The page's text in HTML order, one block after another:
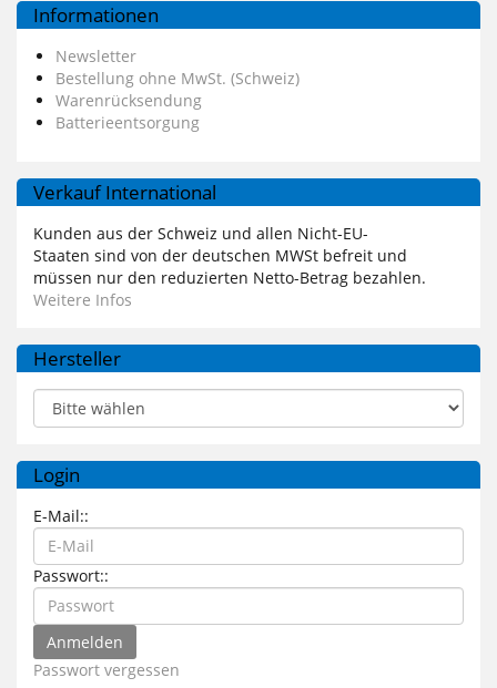
Informationen
Newsletter
Bestellung ohne MwSt. (Schweiz)
Warenrücksendung
Batterieentsorgung
Verkauf International
Kunden aus der Schweiz und allen Nicht-EU-
Staaten sind von der deutschen MWSt befreit und
müssen nur den reduzierten Netto-Betrag bezahlen.
Weitere Infos
Hersteller
Login
E-Mail::
Passwort::
Passwort vergessen